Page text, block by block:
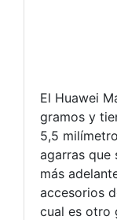
El Huawei
gramos y
5,5
agarras que
más
accesorios
cual es otro